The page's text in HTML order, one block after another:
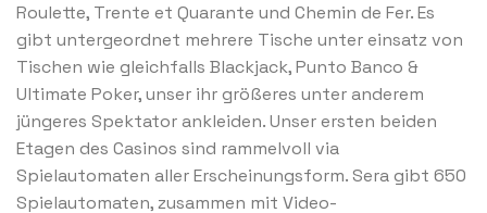
Roulette, Trente et Quarante und Chemin de Fer. Es
gibt untergeordnet mehrere Tische unter einsatz von
Tischen wie gleichfalls Blackjack, Punto Banco &
Ultimate Poker, unser ihr größeres unter anderem
jüngeres Spektator ankleiden. Unser ersten beiden
Etagen des Casinos sind rammelvoll via
Spielautomaten aller Erscheinungsform. Sera gibt 650
Spielautomaten, zusammen mit Video-